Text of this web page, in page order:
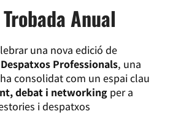
Anual
una nova edició de
Professionals, una
consolidat com un espai clau
debat i networkingper a
i despatxos